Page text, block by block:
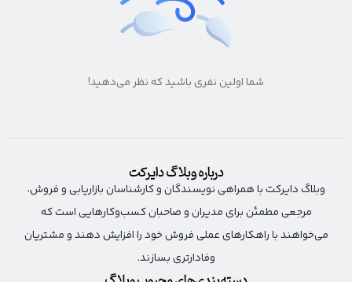
شما اولین نفری باشید که نظر می‌دهید!
درباره وبلاگ دایرکت
وبلاگ دایرکت با همراهی نویسندگان و کارشناسان بازاریابی و فروش،
مرجعی مطمئن برای مدیران و صاحبان کسب‌وکارهایی است که
می‌خواهند با راهکارهای عملی فروش خود را افزایش دهند و مشتریان
وفادارتری بسازند.